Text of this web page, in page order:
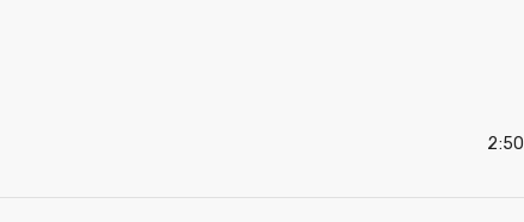
2:50